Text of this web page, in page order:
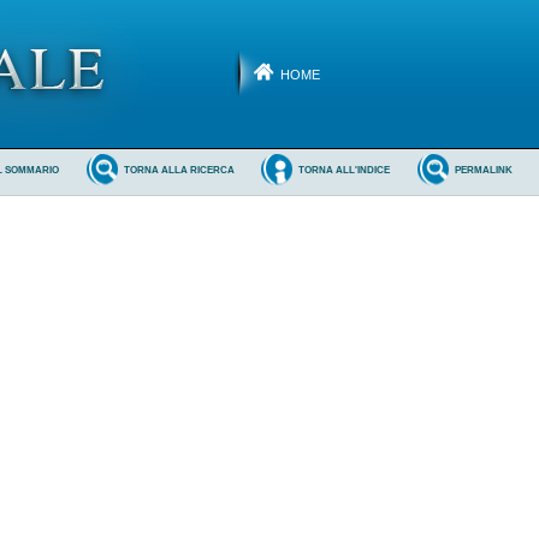
HOME
PERMALINK
TORNA ALL'INDICE
TORNA ALLA RICERCA
SOMMARIO